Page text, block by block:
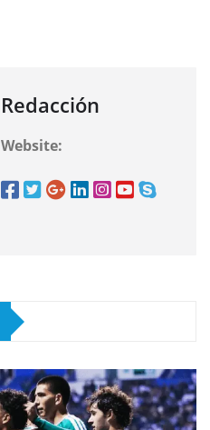
Redacción
Website: